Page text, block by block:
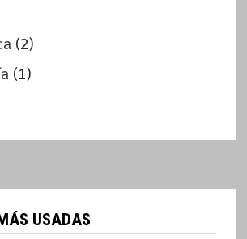
(2)
(1)
USADAS